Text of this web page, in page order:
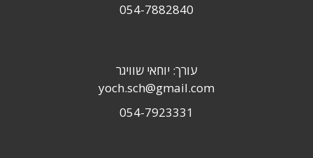
054-7882840
עורך: יוחאי שוויגר
yoch.sch@gmail.com
054-7923331